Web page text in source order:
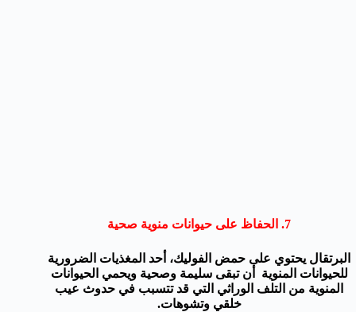
7. الحفاظ على حيوانات منوية صحية
البرتقال يحتوي على حمض الفوليك، أحد المغذيات الضرورية
للحيوانات المنوية أن تبقى سليمة وصحية ويحمي الحيوانات
المنوية من التلف الوراثي التي قد تتسبب في حدوث عيب
خلقي وتشوهات.